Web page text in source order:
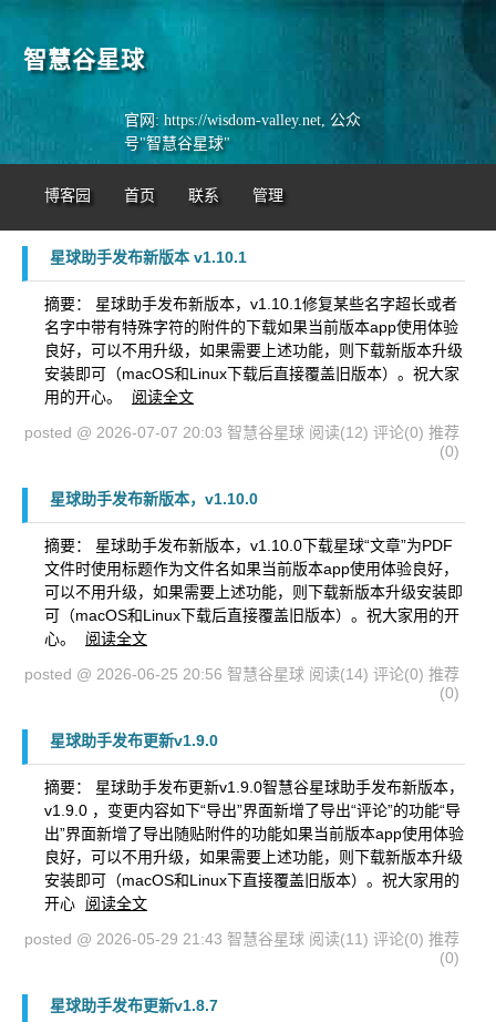
智慧谷星球
官网: https://wisdom-valley.net, 公众
号"智慧谷星球"
博客园 首页 联系 管理
星球助手发布新版本 v1.10.1
摘要： 星球助手发布新版本，v1.10.1修复某些名字超长或者
名字中带有特殊字符的附件的下载如果当前版本app使用体验
良好，可以不用升级，如果需要上述功能，则下载新版本升级
安装即可（macOS和Linux下载后直接覆盖旧版本）。祝大家
用的开心。
阅读全文
posted @ 2026-07-07 20:03 智慧谷星球 阅读(12) 评论(0) 推荐
(0)
星球助手发布新版本，v1.10.0
摘要： 星球助手发布新版本，v1.10.0下载星球“文章”为PDF
文件时使用标题作为文件名如果当前版本app使用体验良好，
可以不用升级，如果需要上述功能，则下载新版本升级安装即
可（macOS和Linux下载后直接覆盖旧版本）。祝大家用的开
心。
阅读全文
posted @ 2026-06-25 20:56 智慧谷星球 阅读(14) 评论(0) 推荐
(0)
星球助手发布更新v1.9.0
摘要： 星球助手发布更新v1.9.0智慧谷星球助手发布新版本，
v1.9.0 ，变更内容如下“导出”界面新增了导出“评论”的功能“导
出”界面新增了导出随贴附件的功能如果当前版本app使用体验
良好，可以不用升级，如果需要上述功能，则下载新版本升级
安装即可（macOS和Linux下直接覆盖旧版本）。祝大家用的
开心
阅读全文
posted @ 2026-05-29 21:43 智慧谷星球 阅读(11) 评论(0) 推荐
(0)
星球助手发布更新v1.8.7